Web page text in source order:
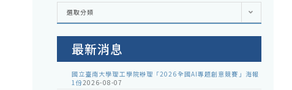
各
室
選取分類
最新消息
國立臺南大學理工學院辦理「2026全國AI專題創意競賽」海報
1份2026-08-07